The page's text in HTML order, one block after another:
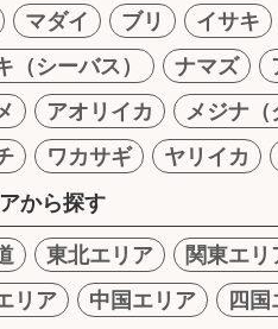
マダイ ブリ イサキ
（シーバス）
ナマズ
アオリイカ メジナ（
ワカサギ ヤリイカ
から探す
東北エリア 関東エリ
リア
中国エリア 四